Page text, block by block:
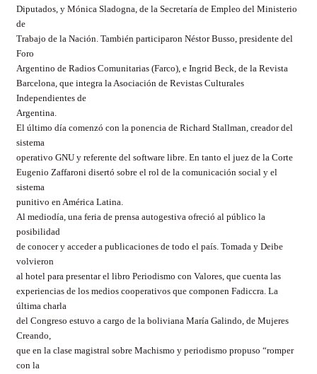
Diputados, y Mónica Sladogna, de la Secretaría de Empleo del Ministerio
de
Trabajo de la Nación. También participaron Néstor Busso, presidente del
Foro
Argentino de Radios Comunitarias (Farco), e Ingrid Beck, de la Revista
Barcelona, que integra la Asociación de Revistas Culturales
Independientes de
Argentina.
El último día comenzó con la ponencia de Richard Stallman, creador del
sistema
operativo GNU y referente del software libre. En tanto el juez de la Corte
Eugenio Zaffaroni disertó sobre el rol de la comunicación social y el
sistema
punitivo en América Latina.
Al mediodía, una feria de prensa autogestiva ofreció al público la
posibilidad
de conocer y acceder a publicaciones de todo el país. Tomada y Deibe
volvieron
al hotel para presentar el libro Periodismo con Valores, que cuenta las
experiencias de los medios cooperativos que componen Fadiccra. La
última charla
del Congreso estuvo a cargo de la boliviana María Galindo, de Mujeres
Creando,
que en la clase magistral sobre Machismo y periodismo propuso “romper
con la